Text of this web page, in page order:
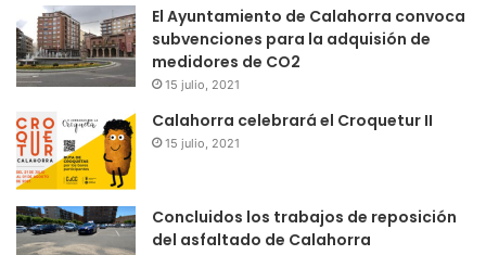
El Ayuntamiento de Calahorra convoca
subvenciones para la adquisión de
medidores de CO2
15 julio, 2021
Calahorra celebrará el Croquetur II
15 julio, 2021
Concluidos los trabajos de reposición
del asfaltado de Calahorra